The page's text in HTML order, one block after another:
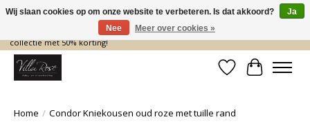
De nieuwe collectie komt eraan… en wij maken ruimte! Shop nu de zomer
collectie met 50% korting!
Verlanglijst
Home / Condor Kniekousen oud roze met tuille rand
Wij slaan cookies op om onze website te verbeteren. Is dat akkoord?
Ja
Nee
Meer over cookies »